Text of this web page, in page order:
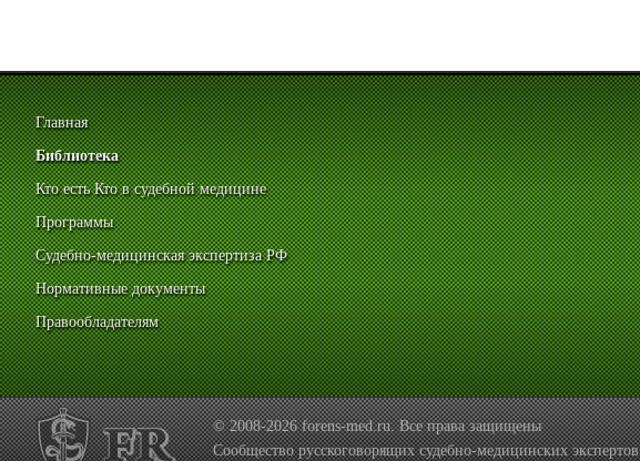
Главная
Библиотека
Кто есть Кто в судебной медицине
Программы
Судебно-медицинская экспертиза РФ
Нормативные документы
Правообладателям
© 2008-2026 forens-med.ru. Все права защищены
Сообщество русскоговорящих судебно-медицинских экспертов